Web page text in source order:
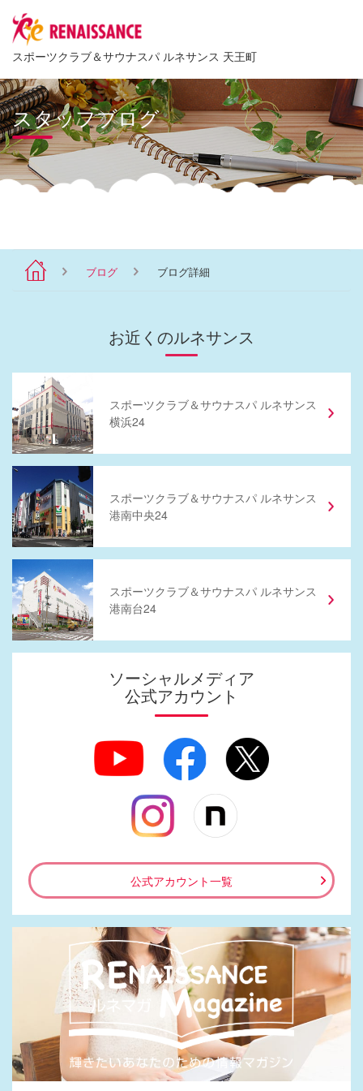
スポーツクラブ＆サウナスパ ルネサンス 天王町
スタッフブログ
ブログ ブログ詳細
お近くのルネサンス
スポーツクラブ＆サウナスパ ルネサンス
横浜24
スポーツクラブ＆サウナスパ ルネサンス
港南中央24
スポーツクラブ＆サウナスパ ルネサンス
港南台24
ソーシャルメディア
公式アカウント
公式アカウント一覧